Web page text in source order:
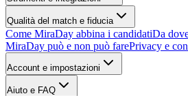
Qualità del match e fiducia
Come MiraDay abbina i candidatiDa
MiraDay può e non può farePrivacy e
Account e impostazioni
Aiuto e FAQ